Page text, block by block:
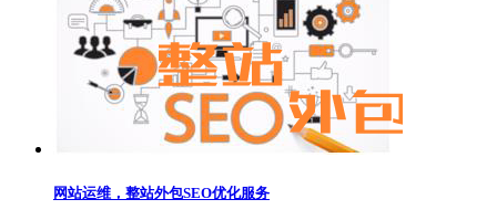
网站运维，整站外包SEO优化服务